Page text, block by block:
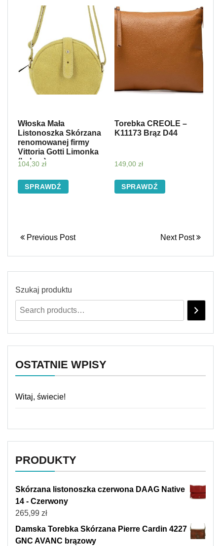
Włoska Mała
Listonoszka Skórzana
renomowanej firmy
Vittoria Gotti Limonka
(kolory)
104,30 zł
SPRAWDŹ
Torebka CREOLE –
K11173 Brąz D44
149,00 zł
SPRAWDŹ
Previous Post Next Post
Szukaj produktu
OSTATNIE WPISY
Witaj, świecie!
PRODUKTY
Skórzana listonoszka czerwona DAAG Native
14 - Czerwony
265,99 zł
Damska Torebka Skórzana Pierre Cardin 4227
GNC AVANC brązowy